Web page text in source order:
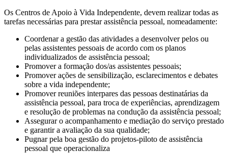
Os Centros de Apoio à Vida Independente, devem realizar todas as
tarefas necessárias para prestar assistência pessoal, nomeadamente:
Coordenar a gestão das atividades a desenvolver pelos ou
pelas assistentes pessoais de acordo com os planos
individualizados de assistência pessoal;
Promover a formação dos/as assistentes pessoais;
Promover ações de sensibilização, esclarecimentos e debates
sobre a vida independente;
Promover reuniões interpares das pessoas destinatárias da
assistência pessoal, para troca de experiências, aprendizagem
e resolução de problemas na condução da assistência pessoal;
Assegurar o acompanhamento e mediação do serviço prestado
e garantir a avaliação da sua qualidade;
Pugnar pela boa gestão do projetos-piloto de assistência
pessoal que operacionaliza